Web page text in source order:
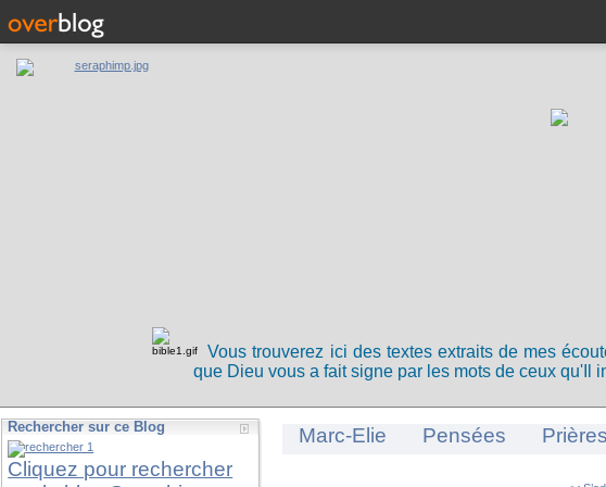
Vous trouverez ici des textes extraits de mes
que Dieu vous a fait signe par les mots de ceux qu'Il
Rechercher sur ce Blog
Cliquez pour rechercher
Marc-Elie Pensées Prières